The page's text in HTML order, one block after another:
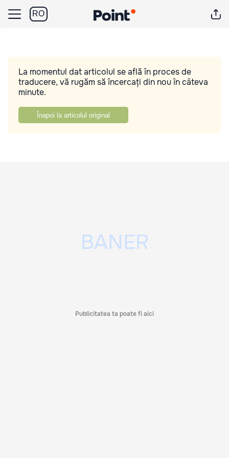
RO
La momentul dat articolul se află în proces de
traducere, vă rugăm să încercați din nou în câteva
minute.
Înapoi la articolul original
Publicitatea ta poate fi aici